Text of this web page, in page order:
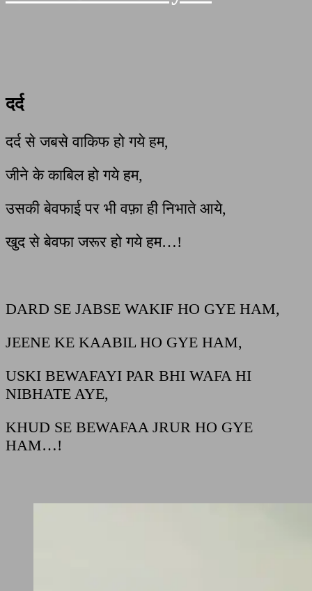
दर्द
दर्द से जबसे वाकिफ हो गये हम,
जीने के काबिल हो गये हम,
उसकी बेवफाई पर भी वफ़ा ही निभाते आये,
खुद से बेवफा जरूर हो गये हम…!
DARD SE JABSE WAKIF HO GYE HAM,
JEENE KE KAABIL HO GYE HAM,
USKI BEWAFAYI PAR BHI WAFA HI
NIBHATE AYE,
KHUD SE BEWAFAA JRUR HO GYE
HAM…!